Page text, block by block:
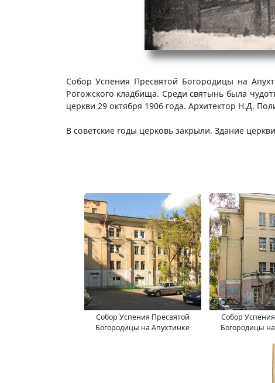
Собор Успения Пресвятой Богородицы на
Рогожского кладбища. Среди святынь была
церкви 29 октября 1906 года. Архитектор Н.Д.
В советские годы церковь закрыли. Здание
Собор Успения Пресвятой
Богородицы на Апухтинке
Собор
Богородицы